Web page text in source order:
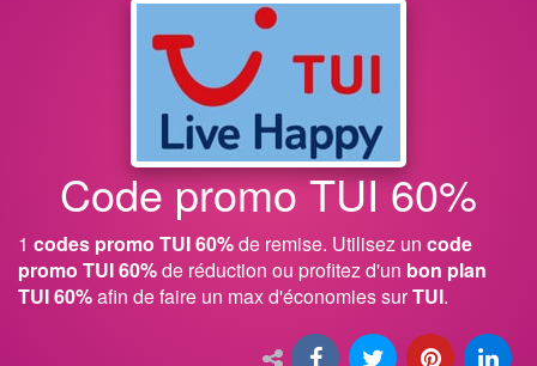
Code promo TUI 60%
1 codes promo TUI 60%de remise. Utilisez un code
promo TUI 60%de réduction ou profitez d'un bon plan
TUI 60%afin de faire un max d'économies surTUI.